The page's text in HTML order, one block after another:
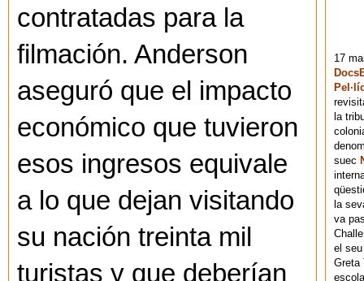
contratadas para la
filmación. Anderson
aseguró que el impacto
económico que tuvieron
esos ingresos equivale
a lo que dejan visitando
su nación treinta mil
turistas y que deberían
17
la
suec
la
va
el
Greta